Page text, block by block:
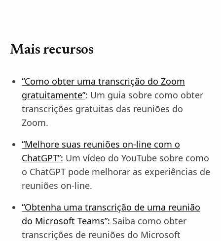
Mais recursos
“Como obter uma transcrição do Zoom
gratuitamente”: Um guia sobre como obter
transcrições gratuitas das reuniões do
Zoom.
“Melhore suas reuniões on-line com o
ChatGPT”: Um vídeo do YouTube sobre como
o ChatGPT pode melhorar as experiências de
reuniões on-line.
“Obtenha uma transcrição de uma reunião
do Microsoft Teams”: Saiba como obter
transcrições de reuniões do Microsoft